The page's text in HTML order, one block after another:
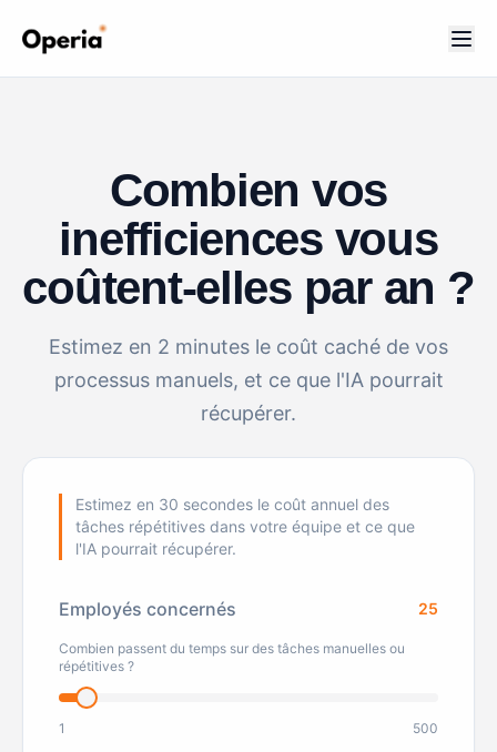
Combien vos
inefficiences vous
coûtent-elles par an ?
Estimez en 2 minutes le coût caché de vos
processus manuels, et ce que l'IA pourrait
récupérer.
Estimez en 30 secondes le coût annuel des
tâches répétitives dans votre équipe et ce que
l'IA pourrait récupérer.
Employés concernés 25
Combien passent du temps sur des tâches manuelles ou
répétitives ?
1 500